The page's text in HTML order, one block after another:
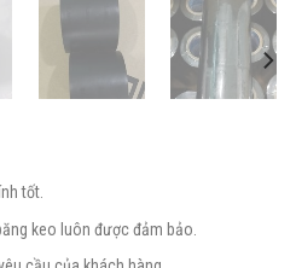
tốt.
keo luôn được đảm bảo.